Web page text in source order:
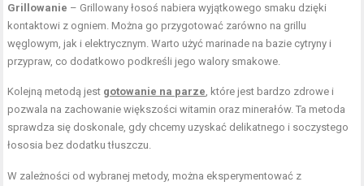
Grillowanie – Grillowany łosoś nabiera wyjątkowego smaku dzięki
kontaktowi z ogniem. Można go przygotować zarówno na grillu
węglowym, jak i elektrycznym. Warto użyć marinade na bazie cytryny i
przypraw, co dodatkowo podkreśli jego walory smakowe.
Kolejną metodą jest gotowanie na parze , które jest bardzo zdrowe i
pozwala na zachowanie większości witamin oraz minerałów. Ta metoda
sprawdza się doskonale, gdy chcemy uzyskać delikatnego i soczystego
łososia bez dodatku tłuszczu.
W zależności od wybranej metody, można eksperymentować z